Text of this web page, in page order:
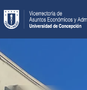
al
contenido